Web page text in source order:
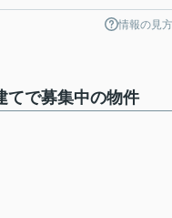
情報の見方
てで募集中の物件